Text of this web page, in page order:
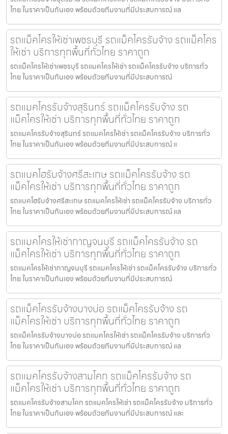
ไทย ในราคาเป็นกันเอง พร้อมด้วยทีมงานที่มีประสบการณ์ แล
รถแม็คโครให้เช่าเพชรบุรี รถแม็คโครรับจ้าง รถแม็คโคร
ให้เช่า บริการทุกพื้นที่ทั่วไทย ราคาถูก
รถแม็คโครให้เช่าเพชรบุรี รถแมคโครให้เช่า รถแม็คโครรับจ้าง บริการทั่ว
ไทย ในราคาเป็นกันเอง พร้อมด้วยทีมงานที่มีประสบการณ์
รถแมคโครรับจ้างสุรินทร์ รถแม็คโครรับจ้าง รถ
แม็คโครให้เช่า บริการทุกพื้นที่ทั่วไทย ราคาถูก
รถแมคโครรับจ้างสุรินทร์ รถแมคโครให้เช่า รถแม็คโครรับจ้าง บริการทั่ว
ไทย ในราคาเป็นกันเอง พร้อมด้วยทีมงานที่มีประสบการณ์ แ
รถแบคโฮรับจ้างศรีสะเกษ รถแม็คโครรับจ้าง รถ
แม็คโครให้เช่า บริการทุกพื้นที่ทั่วไทย ราคาถูก
รถแบคโฮรับจ้างศรีสะเกษ รถแมคโครให้เช่า รถแม็คโครรับจ้าง บริการทั่ว
ไทย ในราคาเป็นกันเอง พร้อมด้วยทีมงานที่มีประสบการณ์ แล
รถแมคโครให้เช่ากาญจนบุรี รถแม็คโครรับจ้าง รถ
แม็คโครให้เช่า บริการทุกพื้นที่ทั่วไทย ราคาถูก
รถแมคโครให้เช่ากาญจนบุรี รถแมคโครให้เช่า รถแม็คโครรับจ้าง บริการทั่ว
ไทย ในราคาเป็นกันเอง พร้อมด้วยทีมงานที่มีประสบการณ์
รถแม็คโครรับจ้างบางบ่อ รถแม็คโครรับจ้าง รถ
แม็คโครให้เช่า บริการทุกพื้นที่ทั่วไทย ราคาถูก
รถแม็คโครรับจ้างบางบ่อ รถแมคโครให้เช่า รถแม็คโครรับจ้าง บริการทั่ว
ไทย ในราคาเป็นกันเอง พร้อมด้วยทีมงานที่มีประสบการณ์ แล
รถแมคโครรับจ้างสามโคก รถแม็คโครรับจ้าง รถ
แม็คโครให้เช่า บริการทุกพื้นที่ทั่วไทย ราคาถูก
รถแมคโครรับจ้างสามโคก รถแมคโครให้เช่า รถแม็คโครรับจ้าง บริการทั่ว
ไทย ในราคาเป็นกันเอง พร้อมด้วยทีมงานที่มีประสบการณ์ และ